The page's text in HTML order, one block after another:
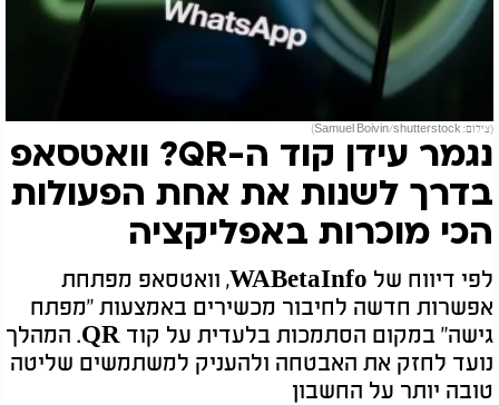
(צילום: Samuel Boivin/shutterstock)
נגמר עידן קוד ה-QR? וואטסאפ
בדרך לשנות את אחת הפעולות
הכי מוכרות באפליקציה
לפי דיווח של WABetaInfo, וואטסאפ מפתחת
אפשרות חדשה לחיבור מכשירים באמצעות "מפתח
גישה" במקום הסתמכות בלעדית על קוד QR. המהלך
נועד לחזק את האבטחה ולהעניק למשתמשים שליטה
טובה יותר על החשבון